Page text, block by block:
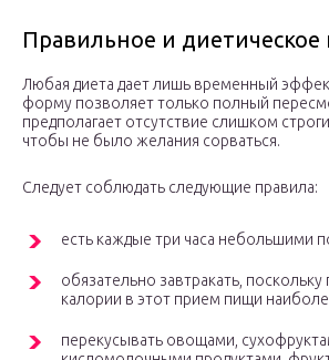
Правильное и диетическое
Любая диета дает лишь временный
форму позволяет только полный
предполагает отсутствие слишком
чтобы не было желания сорваться.
Следует соблюдать следующие правила:
есть каждые три часа небольшими
обязательно завтракать,
калории в этот прием пищи
перекусывать овощами,